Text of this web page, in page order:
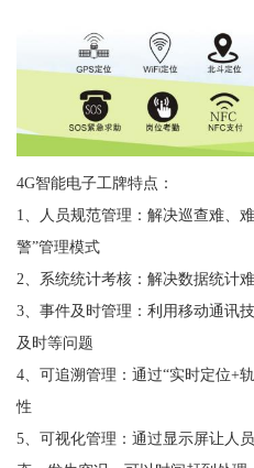
4G智能电子工牌特点：
1、人员规范管理：解决巡查难、
警”管理模式
2、系统统计考核：解决数据统计
3、事件及时管理：利用移动通讯
及时等问题
4、可追溯管理：通过“实时定位+
性
5、可视化管理：通过显示屏让人